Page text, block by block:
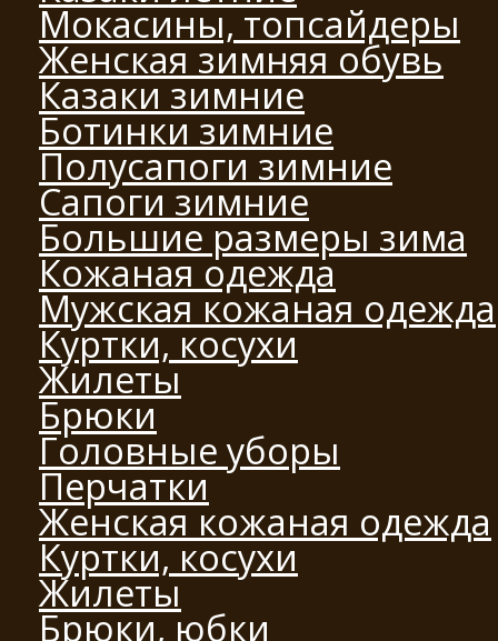
Мокасины, топсайдеры
Женская зимняя обувь
Казаки зимние
Ботинки зимние
Полусапоги зимние
Сапоги зимние
Большие размеры зима
Кожаная одежда
Мужская кожаная одежда
Куртки, косухи
Жилеты
Брюки
Головные уборы
Перчатки
Женская кожаная одежда
Куртки, косухи
Жилеты
Брюки, юбки